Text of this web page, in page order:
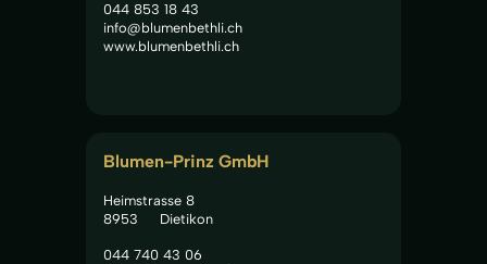
044 853 18 43
info@blumenbethli.ch
www.blumenbethli.ch
Blumen-Prinz GmbH
Heimstrasse 8
8953
Dietikon
044 740 43 06